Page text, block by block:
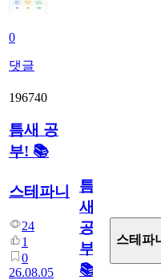
0
댓글
196740
틈새 공
부! 📚
스테파니
24
1
0
26.08.05
틈
새
공
부!
📚
스테파